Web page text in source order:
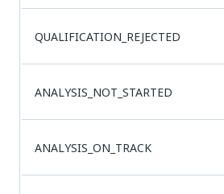
QUALIFICATION_REJECTED
ANALYSIS_NOT_STARTED
ANALYSIS_ON_TRACK